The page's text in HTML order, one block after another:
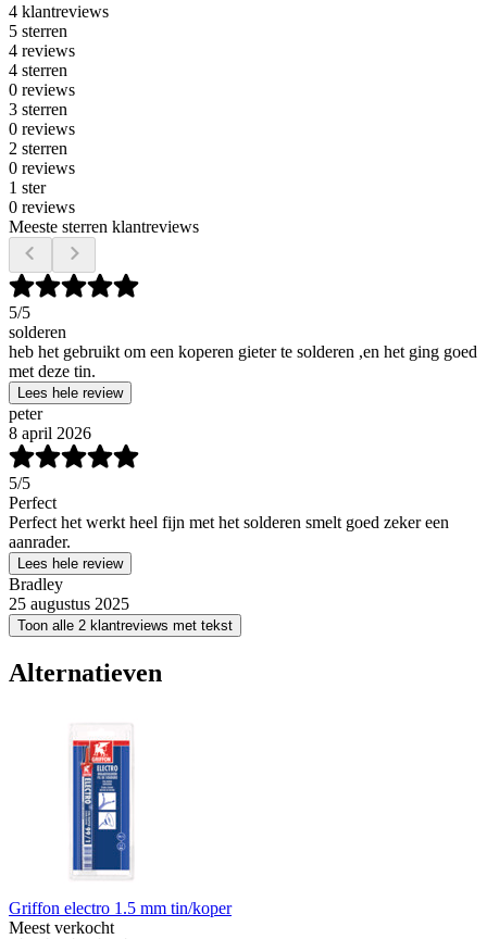
4 klantreviews
5 sterren
4 reviews
4 sterren
0 reviews
3 sterren
0 reviews
2 sterren
0 reviews
1 ster
0 reviews
Meeste sterren klantreviews
5/5
solderen
heb het gebruikt om een koperen gieter te solderen ,en het ging goed
met deze tin.
Lees hele review
peter
8 april 2026
5/5
Perfect
Perfect het werkt heel fijn met het solderen smelt goed zeker een
aanrader.
Lees hele review
Bradley
25 augustus 2025
Toon alle 2 klantreviews met tekst
Alternatieven
Griffon electro 1.5 mm tin/koper
Meest verkocht